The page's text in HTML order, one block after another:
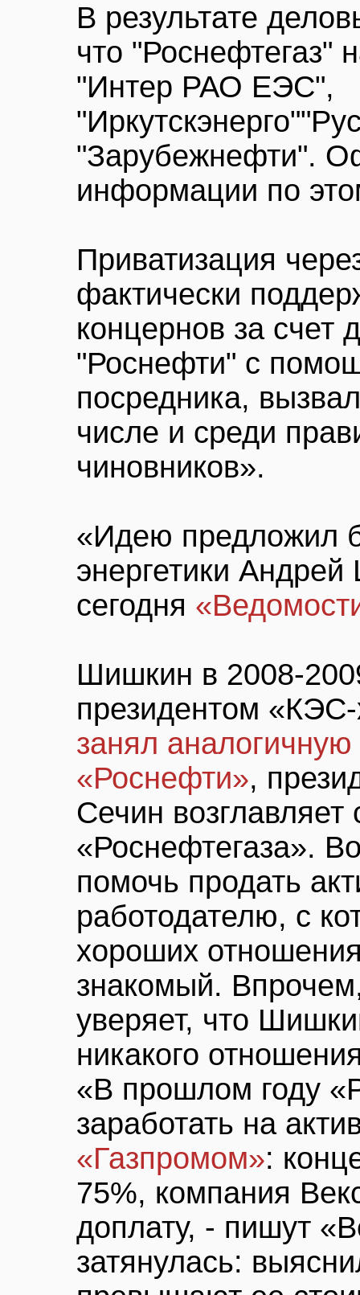
В результате
что "Роснефтегаз"
"Интер РАО ЕЭС",
"Зарубежнефти".
информации по
Приватизация
фактически
концернов за счет
"Роснефти" с
посредника,
числе и среди
чиновников».
«Идею предложил
энергетики
сегодня
Шишкин в 2008-
президентом
занял
«Роснефти»,
Сечин возглавляет
«Роснефтегаза».
помочь продать
работодателю, с
хороших
знакомый.
уверяет, что
никакого
«В прошлом году
заработать на
«Газпромом»:
75%, компания
доплату, - пишут
затянулась: